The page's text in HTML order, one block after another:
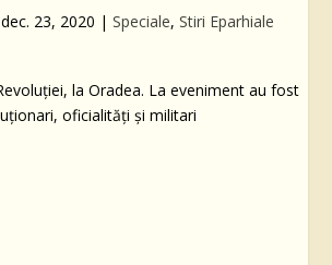
dec. 23, 2020 | Speciale, Stiri Eparhiale